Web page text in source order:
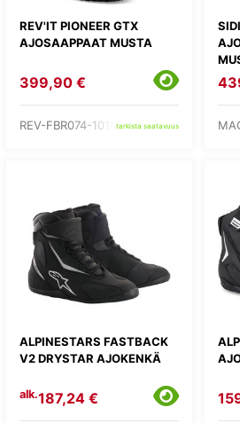
REV'IT PIONEER GTX
AJOSAAPPAAT MUSTA
399,90 €
REV-FBR074-1010-tarkista saatavuus
ALPINESTARS FASTBACK
V2 DRYSTAR AJOKENKÄ
alk.187,24 €